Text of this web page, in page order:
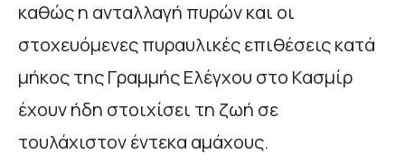
καθώς η ανταλλαγή πυρών και οι
στοχευόμενες πυραυλικές επιθέσεις κατά
μήκος της Γραμμής Ελέγχου στο Κασμίρ
έχουν ήδη στοιχίσει τη ζωή σε
τουλάχιστον έντεκα αμάχους.